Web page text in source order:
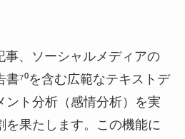
事、ソーシャルメディアの
⁷⁰を含む広範なテキストデ
ント分析（感情分析）を実
を果たします。この機能に